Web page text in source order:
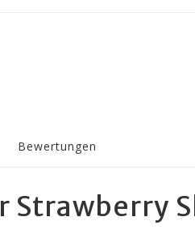
Bewertungen
Strawberry